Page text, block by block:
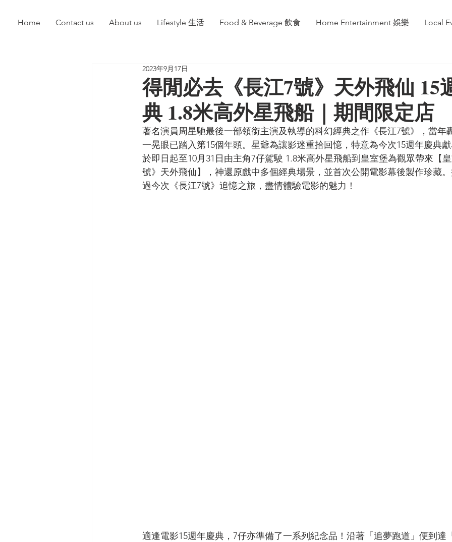
Home Contact us About us Lifestyle 生活 Food & Beverage 飲食 Home Entertainment 娛樂 Local
得閒必去《長江7號》天外飛仙 15
典 1.8米高外星飛船｜期間限定店
2023年9月17日
著名演員周星馳最後一部領銜主演及執導的科幻經典之作《長江7號》，當年
一晃眼已踏入第15個年頭。星爺為讓影迷重拾回憶，特意為今次15週年慶典
於即日起至10月31日由主角7仔駕駛 1.8米高外星飛船到皇室堡為觀眾帶來【
號》天外飛仙】，神還原戲中多個經典場景，並首次公開電影幕後製作珍藏
過今次《長江7號》追憶之旅，盡情體驗電影的魅力！
適逢電影15週年慶典，7仔亦準備了一系列紀念品！沿著「追夢跑道」便到達